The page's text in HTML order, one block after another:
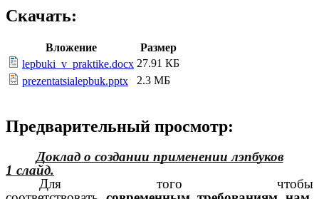
Скачать:
Вложение
Размер
lepbuki_v_praktike.docx 27.91 КБ
prezentatsialepbuk.pptx
2.3 МБ
Предварительный просмотр:
Доклад о создании применении лэпбуков
1 слайд.
Для того чтобы